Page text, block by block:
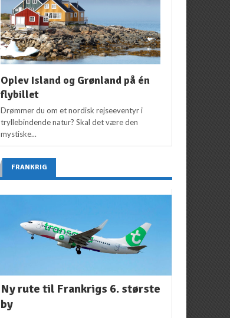
Oplev Island og Grønland på én
flybillet
Drømmer du om et nordisk rejseeventyr i
tryllebindende natur? Skal det være den
mystiske...
FRANKRIG
Ny rute til Frankrigs 6. største
by